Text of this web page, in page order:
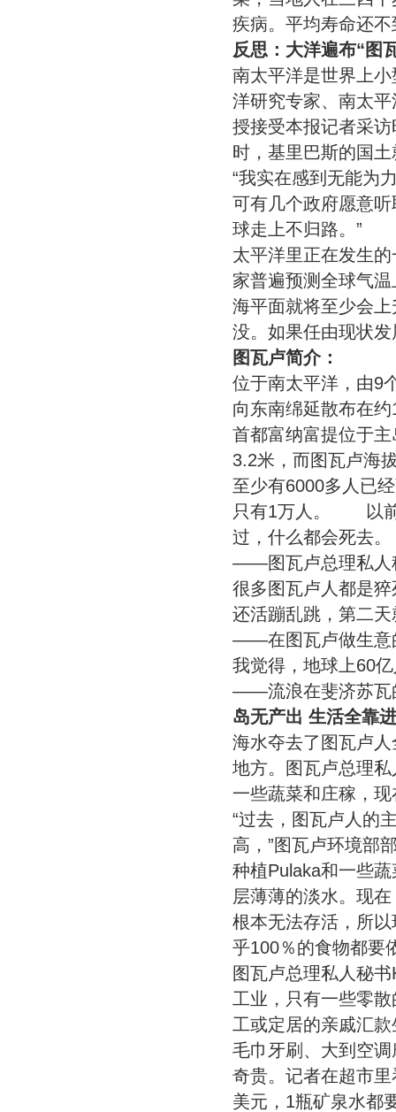
疾病。平均寿命还不
反思：大洋遍布“
南太平洋是世界上
洋研究专家、南太
授接受本报记者采
时，基里巴斯的国
“我实在感到无能为
可有几个政府愿意
球走上不归路。”
太平洋里正在发生
家普遍预测全球气
海平面就将至少会
没。如果任由现状
图瓦卢简介：
位于南太平洋，由9
向东南绵延散布在
首都富纳富提位于
3.2米，而图瓦卢海
至少有6000多人已
只有1万人。 以前
过，什么都会死去。
——图瓦卢总理私人
很多图瓦卢人都是
还活蹦乱跳，第二
——在图瓦卢做生意
我觉得，地球上60
——流浪在斐济苏瓦
岛无产出 生活全靠
海水夺去了图瓦卢
地方。图瓦卢总理
一些蔬菜和庄稼，
“过去，图瓦卢人的
高，”图瓦卢环境部
种植Pulaka和一些
层薄薄的淡水。现
根本无法存活，所
乎100％的食物都要
图瓦卢总理私人秘
工业，只有一些零
工或定居的亲戚汇
毛巾牙刷、大到空
奇贵。记者在超市
美元，1瓶矿泉水都